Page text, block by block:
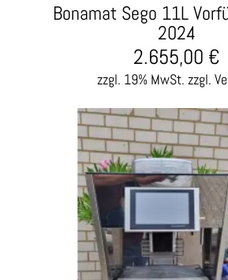
Bonamat Sego 11L
2024
zzgl. 19% MwSt. zzgl.
2.655,00 €